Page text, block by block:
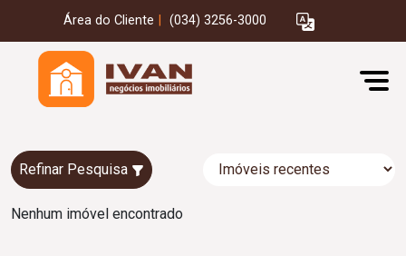
Área do Cliente (034) 3256-3000
Refinar Pesquisa
Nenhum imóvel encontrado